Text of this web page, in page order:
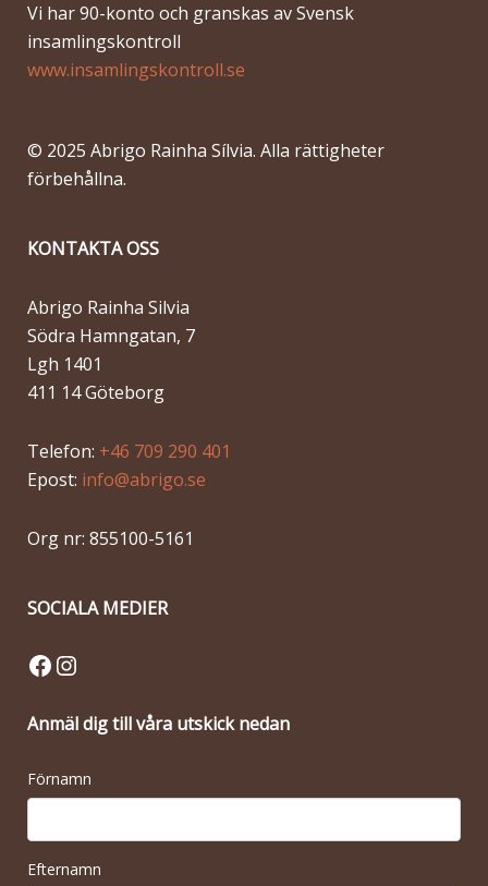
Vi har 90-konto och granskas av Svensk
insamlingskontroll
www.insamlingskontroll.se
© 2025 Abrigo Rainha Sílvia. Alla rättigheter
förbehållna.
KONTAKTA OSS
Abrigo Rainha Silvia
Södra Hamngatan, 7
Lgh 1401
411 14 Göteborg
Telefon: +46 709 290 401
Epost: info@abrigo.se
Org nr: 855100-5161
SOCIALA MEDIER
Facebook
Instagram
Anmäl dig till våra utskick nedan
Förnamn
Efternamn